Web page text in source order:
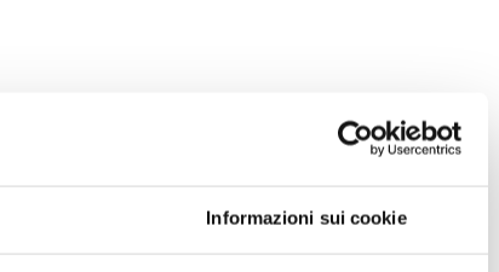
Informazioni sui cookie